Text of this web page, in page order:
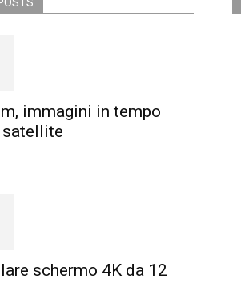
immagini in tempo
satellite
schermo 4K da 12